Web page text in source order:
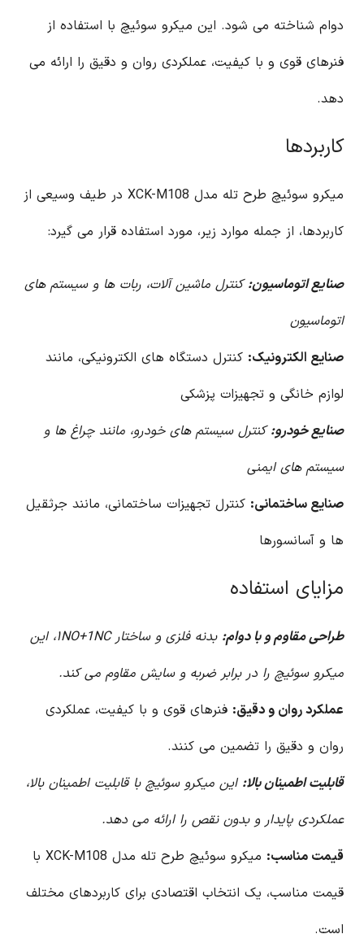
دوام شناخته می شود. این میکرو سوئیچ با استفاده از
فنرهای قوی و با کیفیت، عملکردی روان و دقیق را ارائه می
دهد.
کاربردها
میکرو سوئیچ طرح تله مدل XCK-M108 در طیف وسیعی از
کاربردها، از جمله موارد زیر، مورد استفاده قرار می گیرد:
صنایع اتوماسیون:کنترل ماشین آلات، ربات ها و سیستم های
اتوماسیون
صنایع الکترونیک: کنترل دستگاه های الکترونیکی، مانند
لوازم خانگی و تجهیزات پزشکی
صنایع خودرو:کنترل سیستم های خودرو، مانند چراغ ها و
سیستم های ایمنی
صنایع ساختمانی: کنترل تجهیزات ساختمانی، مانند جرثقیل
ها و آسانسورها
مزایای استفاده
طراحی مقاوم و با دوام:
بدنه فلزی و ساختار ۱NO+1NC، این
میکرو سوئیچ را در برابر ضربه و سایش مقاوم می کند.
عملکرد روان و دقیق: فنرهای قوی و با کیفیت، عملکردی
روان و دقیق را تضمین می کنند.
قابلیت اطمینان بالا: این میکرو سوئیچ با قابلیت اطمینان بالا،
عملکردی پایدار و بدون نقص را ارائه می دهد.
قیمت مناسب:
میکرو سوئیچ طرح تله مدل XCK-M108 با
قیمت مناسب، یک انتخاب اقتصادی برای کاربردهای مختلف
است.